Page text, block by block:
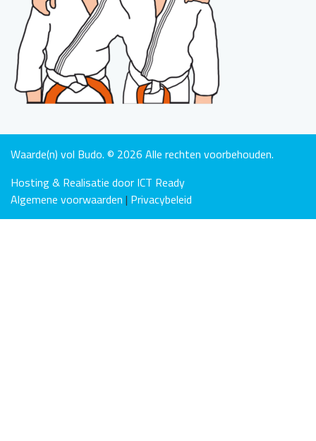
Waarde(n) vol Budo. © 2026 Alle rechten voorbehouden.
Hosting & Realisatie door ICT Ready
Algemene voorwaarden | Privacybeleid